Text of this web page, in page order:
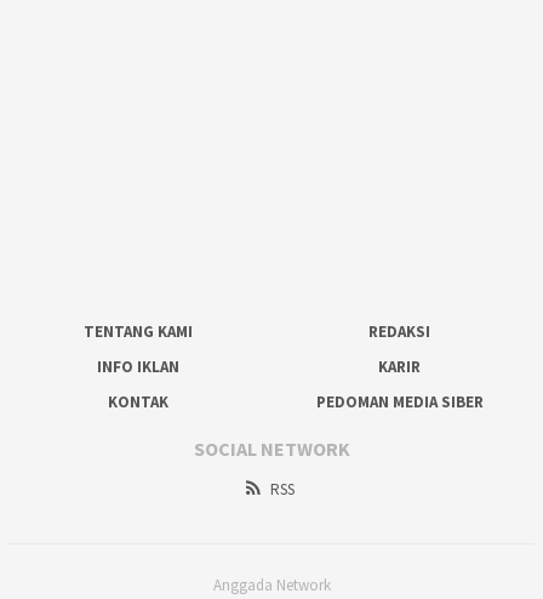
TENTANG KAMI
REDAKSI
INFO IKLAN
KARIR
KONTAK
PEDOMAN MEDIA SIBER
SOCIAL NETWORK
RSS
Anggada Network